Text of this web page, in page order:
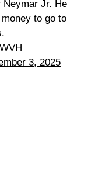
Neymar Jr. He
to go to
3, 2025